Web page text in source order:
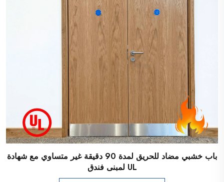
باب خشبي مضاد للحريق لمدة 90 دقيقة غير متساوي مع شهادة
UL لمبنى فندق